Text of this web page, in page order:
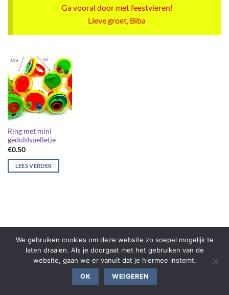
Ga vooral door met feestvieren!
Lieve groet, Biba
Ring met mini
geduldspelletje
€0.50
LEES VERDER
We gebruiken cookies om deze website zo soepel mogelijk te
laten draaien. Als je doorgaat met het gebruiken van de
website, gaan we er vanuit dat je hiermee instemt.
OK WEIGEREN